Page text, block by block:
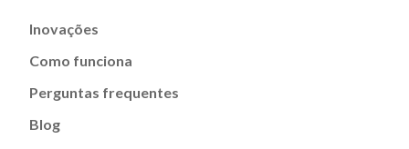
Inovações
Como funciona
Perguntas frequentes
Blog